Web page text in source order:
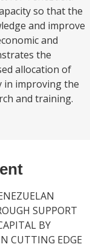
so that the
and improve
and
the
allocation of
in improving the
and training.
SUPPORT
BY
CUTTING EDGE